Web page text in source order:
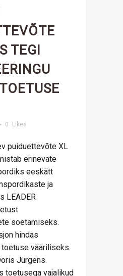
TEGI
0 Likes
puiduettevõte XL
erinevate
eeskätt
ja
LEADER
soetamiseks.
hindas
vääriliseks.
Jürgens.
toetusega vajalikud